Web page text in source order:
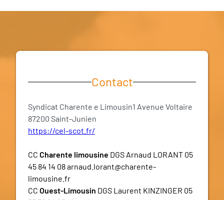
Contact
Syndicat Charente e Limousin1 Avenue Voltaire
87200 Saint-Junien
https://cel-scot.fr/
CC Charente limousine DGS Arnaud LORANT 05
45 84 14 08 arnaud.lorant@charente-
limousine.fr
CC Ouest-Limousin DGS Laurent KINZINGER 05